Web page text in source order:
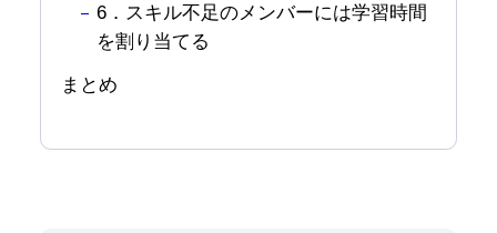
6．スキル不足のメンバーには学習時間
を割り当てる
まとめ